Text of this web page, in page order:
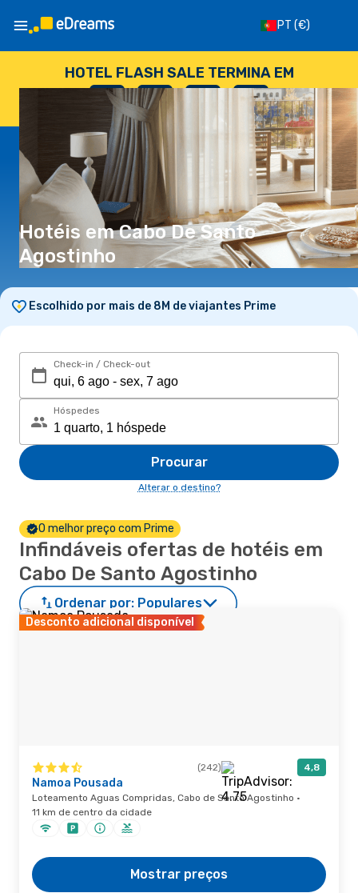
PT (€)
HOTEL FLASH SALE TERMINA EM
--
DIAS
: --
HORAS
: --
SEGUNDOS
Hotéis em Cabo De Santo
Agostinho
Escolhido por mais de 8M de viajantes Prime
Check-in / Check-out
Hóspedes
Procurar
Alterar o destino?
O melhor preço com Prime
Infindáveis ofertas de hotéis em
Cabo De Santo Agostinho
Ordenar por: Populares
Desconto adicional disponível
(242) 4,8
Namoa Pousada
Loteamento Aguas Compridas, Cabo de Santo Agostinho ·
11 km de centro da cidade
Mostrar preços